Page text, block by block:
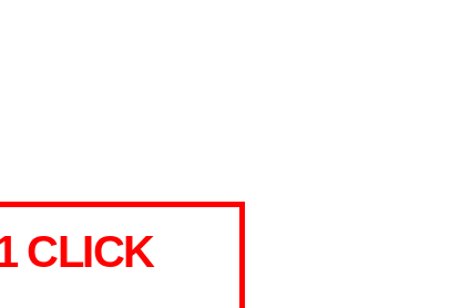
CLICK